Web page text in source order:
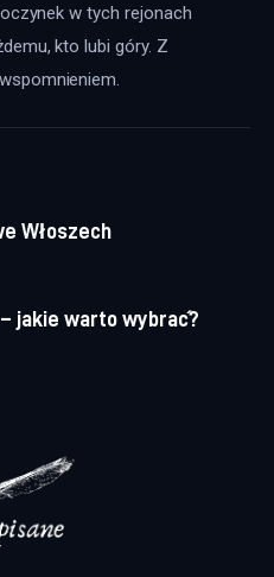
w tych rejonach
kto lubi góry. Z
Włoszech
jakie warto wybrać?